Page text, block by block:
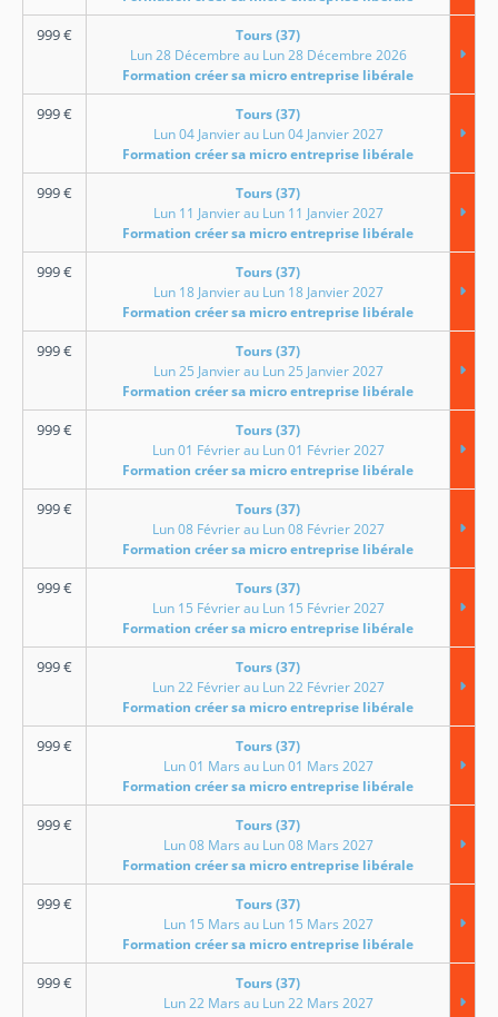
999€
Tours (37)
Lun 28 Décembre au Lun 28 Décembre 2026
Formation créer sa micro entreprise libérale
999€
Tours (37)
Lun 04 Janvier au Lun 04 Janvier 2027
Formation créer sa micro entreprise libérale
999€
Tours (37)
Lun 11 Janvier au Lun 11 Janvier 2027
Formation créer sa micro entreprise libérale
999€
Tours (37)
Lun 18 Janvier au Lun 18 Janvier 2027
Formation créer sa micro entreprise libérale
999€
Tours (37)
Lun 25 Janvier au Lun 25 Janvier 2027
Formation créer sa micro entreprise libérale
999€
Tours (37)
Lun 01 Février au Lun 01 Février 2027
Formation créer sa micro entreprise libérale
999€
Tours (37)
Lun 08 Février au Lun 08 Février 2027
Formation créer sa micro entreprise libérale
999€
Tours (37)
Lun 15 Février au Lun 15 Février 2027
Formation créer sa micro entreprise libérale
999€
Tours (37)
Lun 22 Février au Lun 22 Février 2027
Formation créer sa micro entreprise libérale
999€
Tours (37)
Lun 01 Mars au Lun 01 Mars 2027
Formation créer sa micro entreprise libérale
999€
Tours (37)
Lun 08 Mars au Lun 08 Mars 2027
Formation créer sa micro entreprise libérale
999€
Tours (37)
Lun 15 Mars au Lun 15 Mars 2027
Formation créer sa micro entreprise libérale
999€
Tours (37)
Lun 22 Mars au Lun 22 Mars 2027